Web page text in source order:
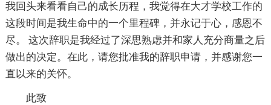
我回头来看看自己的成长历程，我觉得在大才学校工作的
这段时间是我生命中的一个里程碑，并永记于心，感恩不
尽。 这次辞职是我经过了深思熟虑并和家人充分商量之后
做出的决定。在此，请您批准我的辞职申请，并感谢您一
直以来的关怀。
此致